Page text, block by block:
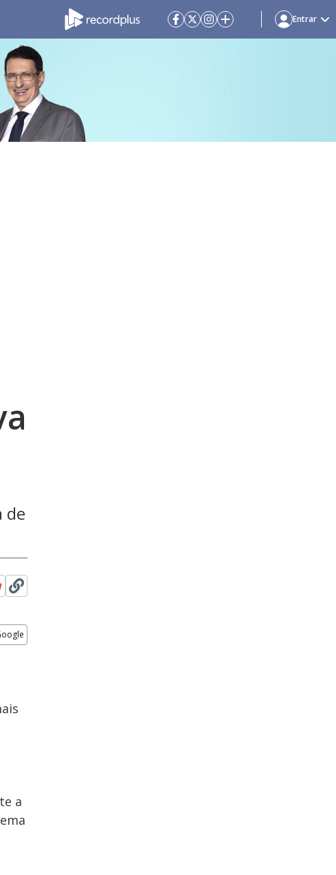
Entrar
de
a